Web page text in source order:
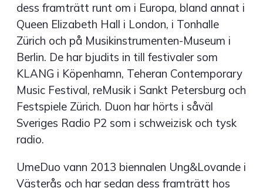
dess framträtt runt om i Europa, bland annat i
Queen Elizabeth Hall i London, i Tonhalle
Zürich och på Musikinstrumenten-Museum i
Berlin. De har bjudits in till festivaler som
KLANG i Köpenhamn, Teheran Contemporary
Music Festival, reMusik i Sankt Petersburg och
Festspiele Zürich. Duon har hörts i såväl
Sveriges Radio P2 som i schweizisk och tysk
radio.
UmeDuo vann 2013 biennalen Ung&Lovande i
Västerås och har sedan dess framträtt hos